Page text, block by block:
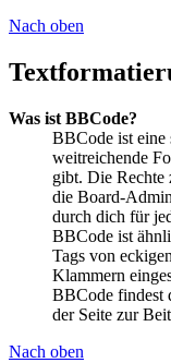
Nach oben
Was ist BBCode?
BBCode ist
weitreichende
gibt. Die Rechte
die Board-
durch dich für
BBCode ist
Tags von
Klammern
BBCode findest
der Seite zur
Nach oben